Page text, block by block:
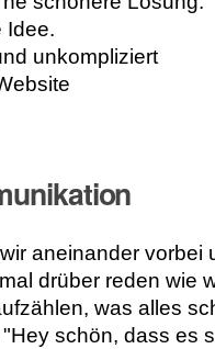
Idee.
unkompliziert
aneinander vorbei
drüber reden wie
was alles
schön, dass es